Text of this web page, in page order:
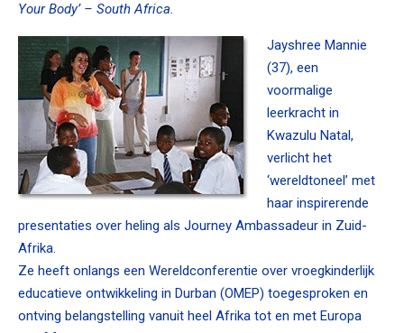
Your Body’ – South Africa.
Jayshree Mannie
(37), een
voormalige
leerkracht in
Kwazulu Natal,
verlicht het
‘wereldtoneel’ met
haar inspirerende
presentaties over heling als Journey Ambassadeur in Zuid-
Afrika.
Ze heeft onlangs een Wereldconferentie over vroegkinderlijk
educatieve ontwikkeling in Durban (OMEP) toegesproken en
ontving belangstelling vanuit heel Afrika tot en met Europa